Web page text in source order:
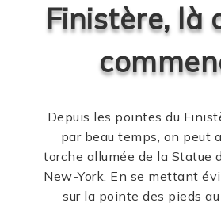
Finistère, là
Depuis les pointes du
par beau temps, on peut
torche allumée de la Statue
New-York. En se mettant
sur la pointe des pieds